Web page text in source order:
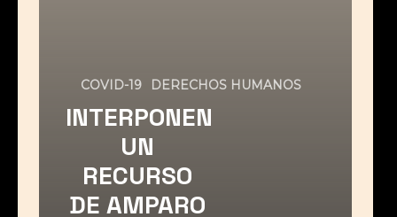
COVID-19 DERECHOS HUMANOS
INTERPONEN
UN
RECURSO
DE AMPARO